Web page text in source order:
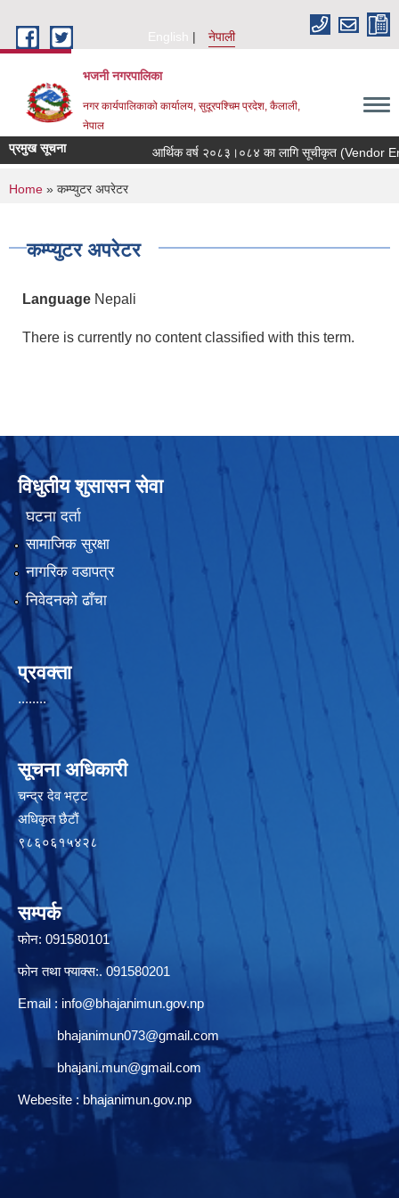
English
नेपाली
भजनी नगरपालिका
नगर कार्यपालिकाको कार्यालय, सुदूरपश्चिम प्रदेश, कैलाली,
नेपाल
प्रमुख सूचना आर्थिक वर्ष २०८३।०८४ का लागि सूचीकृत (Vendor
You are here
Home » कम्प्युटर अपरेटर
कम्प्युटर अपरेटर
Language Nepali
There is currently no content classified with this term.
विधुतीय शुसासन सेवा
घटना दर्ता
सामाजिक सुरक्षा
नागरिक वडापत्र
निवेदनको ढाँचा
प्रवक्ता
........
सूचना अधिकारी
चन्द्र देव भट्ट
अधिकृत छैटाैं
९८६०६१५४२८
सम्पर्क
फोन: 091580101
फोन तथा फ्याक्स:. 091580201
Email : info@bhajanimun.gov.np
bhajanimun073@gmail.com
bhajani.mun@gmail.com
Webesite : bhajanimun.gov.np